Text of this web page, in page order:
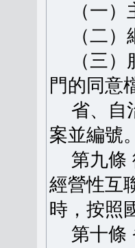
（一）
（二）
（三）
門的同意
省、自
案並編號。
第九條
經營性互
時，按照
第十條